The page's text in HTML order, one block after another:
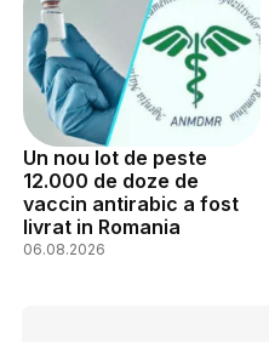
Un nou lot de peste
12.000 de doze de
vaccin antirabic a fost
livrat in Romania
06.08.2026